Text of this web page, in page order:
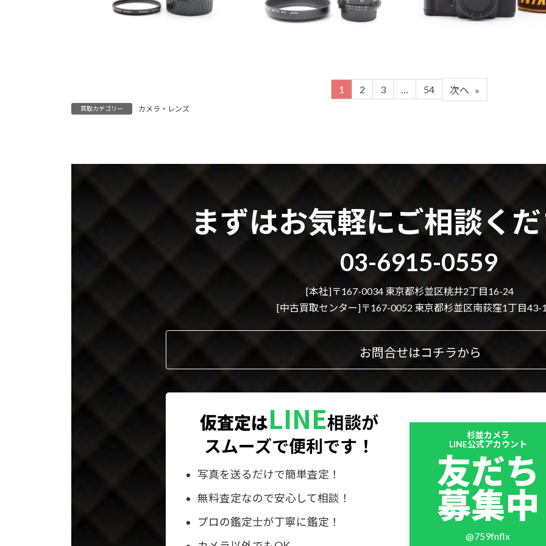
1 2 3 … 54 次へ »
買取カテゴリー カメラ・レンズ
まずはお気軽にご相談く
03-6915-0559
ル
ク
[本社]〒167-0034 東京都杉並区桃井2丁目16-24
[中古買取センター]〒167-0052 東京都杉並区南荻窪1丁目43-
お問合せはコチラから
仮査定はLINE相談が
スムーズで便利です！
写真を送るだけで簡単査定！
無料査定なので安心して相談！
プロの鑑定士が丁寧に鑑定！
杉並カメラ
LINE公式アカウント
友だち
募集中
@759fnflx